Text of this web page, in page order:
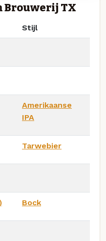
Brouwerij TX
Stijl
Amerikaanse
IPA
Tarwebier
Bock